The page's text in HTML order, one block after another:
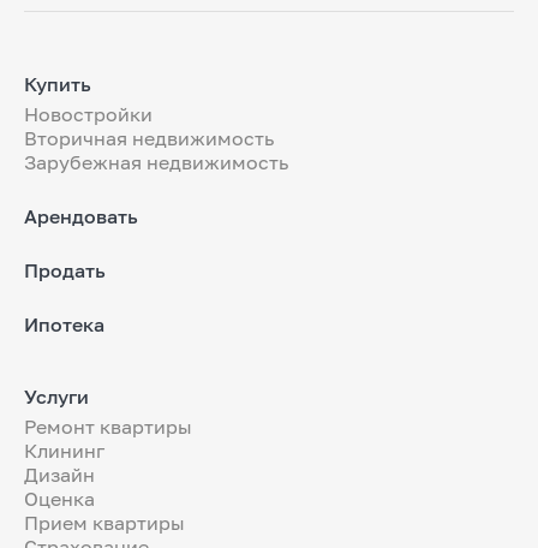
Купить
Новостройки
Вторичная недвижимость
Зарубежная недвижимость
Арендовать
Продать
Ипотека
Услуги
Ремонт квартиры
Клининг
Дизайн
Оценка
Прием квартиры